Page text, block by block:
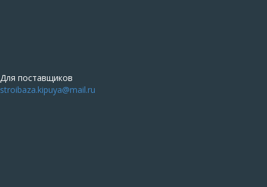
Для поставщиков
stroibaza.kipuya@mail.ru